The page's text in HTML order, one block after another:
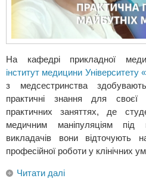
На кафедрі прикладної
інститут медицини Університету
з медсестринства
практичні знання для своєї
практичних заняттях, де
медичним маніпуляціям під
викладачів вони відточують
професійної роботи у клінічних
Читати далі